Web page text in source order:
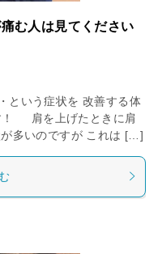
む人は見てください
という症状を 改善する体
！ 肩を上げたときに肩
多いのですが これは […]